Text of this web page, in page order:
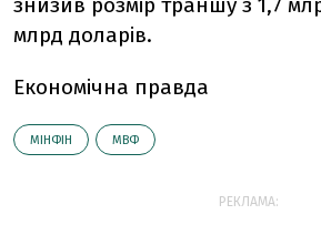
млрд доларів.
Економічна правда
МІНФІН МВФ
РЕКЛАМА: